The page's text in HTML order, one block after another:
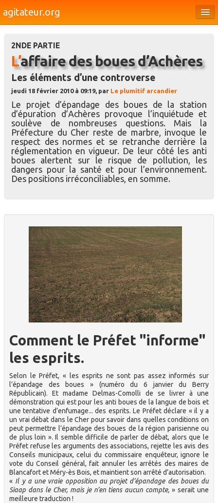
agitateur.org
Bourges & le Cher
Société
Médias
Dossiers
Brèves
2NDE PARTIE
L’affaire des boues d’Achères
Les éléments d’une controverse
jeudi 18 février 2010 à 09:19, par Le plumitif arcandier
Le projet d’épandage des boues de la station
d’épuration d’Achères provoque l’inquiétude et
soulève de nombreuses questions. Mais la
Préfecture du Cher reste de marbre, invoque le
respect des normes et se retranche derrière la
réglementation en vigueur. De leur côté les anti
boues alertent sur le risque de pollution, les
dangers pour la santé et pour l’environnement.
Des positions irréconciliables, en somme.
Comment le Préfet "informe"
les esprits.
Selon le Préfet, « les esprits ne sont pas assez informés sur
l’épandage des boues » (numéro du 6 janvier du Berry
Républicain). Et madame Delmas-Comolli de se livrer à une
démonstration qui est pour les anti boues de la langue de bois et
une tentative d’enfumage... des esprits. Le Préfet déclare « il y a
un vrai débat dans le Cher pour savoir dans quelles conditions on
peut permettre l’épandage des boues de la région parisienne ou
de plus loin ». Il semble difficile de parler de débat, alors que le
Préfet refuse les arguments des associations, rejette les avis des
Conseils municipaux, celui du commissaire enquêteur, ignore le
vote du Conseil général, fait annuler les arrêtés des maires de
Blancafort et Méry-ès Bois, et maintient son arrêté d’autorisation.
« Il y a une vraie opposition au projet d’épandage des boues du
Siaap dans le Cher, mais je n’en tiens aucun compte, » serait une
meilleure traduction !